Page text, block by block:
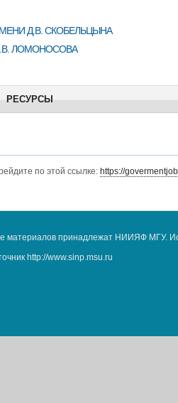
Д.В. СКОБЕЛЬЦЫНА
ЛОМОНОСОВА
РЕСУРСЫ
по этой ссылке: https://
материалов принадлежат НИИЯФ МГУ.
http://www.sinp.msu.ru